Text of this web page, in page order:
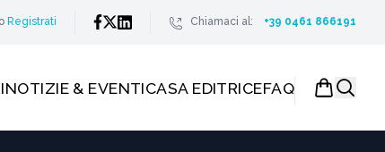
o Registrati Chiamaci al: +39 0461 866191
NOTIZIE & EVENTICASA EDITRICEFAQ